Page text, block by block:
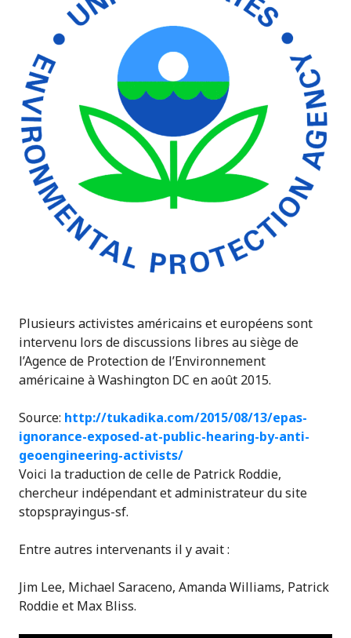
Plusieurs activistes américains et européens sont
intervenu lors de discussions libres au siège de
l’Agence de Protection de l’Environnement
américaine à Washington DC en août 2015.
Source: http://tukadika.com/2015/08/13/epas-
ignorance-exposed-at-public-hearing-by-anti-
geoengineering-activists/
Voici la traduction de celle de Patrick Roddie,
chercheur indépendant et administrateur du site
stopsprayingus-sf.
Entre autres intervenants il y avait :
Jim Lee​, Michael Saraceno, Amanda Williams, Patrick
Roddie et Max Bliss.